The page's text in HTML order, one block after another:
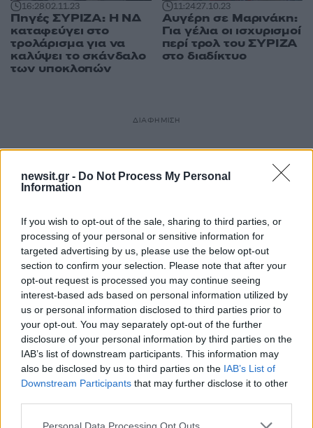
newsit.gr - Do Not Process My Personal
Information
If you wish to opt-out of the sale, sharing to third parties, or
processing of your personal or sensitive information for
targeted advertising by us, please use the below opt-out
section to confirm your selection. Please note that after your
opt-out request is processed you may continue seeing
interest-based ads based on personal information utilized by
us or personal information disclosed to third parties prior to
your opt-out. You may separately opt-out of the further
disclosure of your personal information by third parties on the
IAB’s list of downstream participants. This information may
also be disclosed by us to third parties on the IAB’s List of
Downstream Participants that may further disclose it to other
Please note that this website/app uses one or more Google
Personal Data Processing Opt Outs
16:2802.11.23
Πηγές ΣΥΡΙΖΑ: Η ΝΔ
καταφεύγει στο
τρολάρισμα για να
καλύψει το σκάνδαλο
των υποκλοπών
11:2427.10.23
Αυγέρη σε Μαρινάκη:
Για γέλια οι ισχυρισμοί
περί τρολ του ΣΥΡΙΖΑ
στο διαδίκτυο
ΔΙΑΦΗΜΙΣΗ